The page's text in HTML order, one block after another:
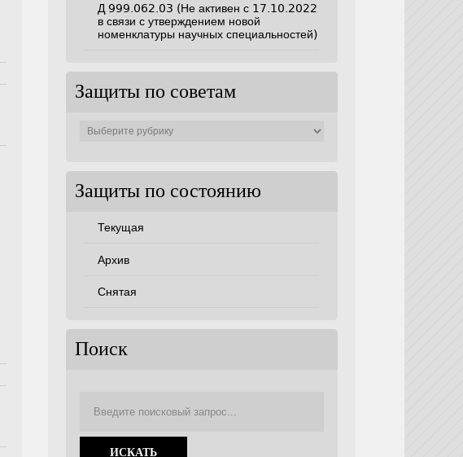
Д 999.062.03 (Не активен с 17.10.2022
в связи с утверждением новой
номенклатуры научных специальностей)
Защиты по советам
Защиты по состоянию
Текущая
Архив
Снятая
Поиск